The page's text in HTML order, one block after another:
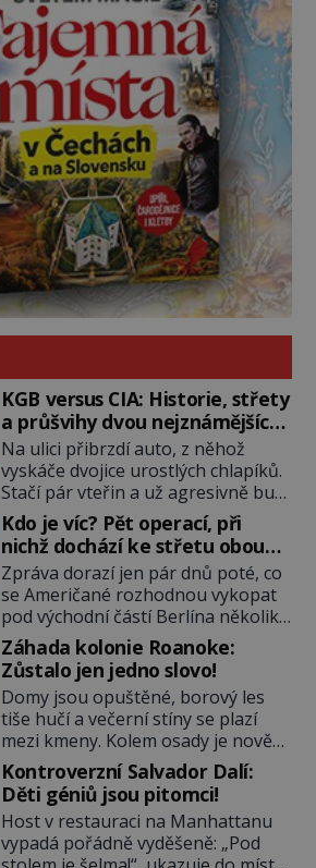
KGB versus CIA: Historie, střety
a průšvihy dvou nejznámějších
tajných služeb historie
Na ulici přibrzdí auto, z něhož
vyskáče dvojice urostlých chlapíků.
Stačí pár vteřin a už agresivně buší
na dveře. O další okamžik později
vlečou nebožáka do auta, a pak už
ho nikdy nikdo nespatří. Dostal se
totiž do rukou všemocné KGB. Jako
sourozenci, kteří si nemohou přijít
na jméno. Neustále se předhání v
plánování sabotáží, […]
Kdo je víc? Pět operací, při
nichž dochází ke střetu obou
tajných služeb
Zpráva dorazí jen pár dnů poté, co
se Američané rozhodnou vykopat
pod východní částí Berlína několik
stovek metrů dlouhý tunel. Sověti
na sobě nenechají nic znát a
nechají nepřítele, aby si myslel, že
je přechytračil. Cennou informaci
jim dodá jeden z agentů. Oba
tábory jsou zvyklé působit v pozadí
a podle situace tlačit, jak oni […]
Záhada kolonie Roanoke:
Zůstalo jen jedno slovo!
Domy jsou opuštěné, borový les
tiše hučí a večerní stíny se plazí
mezi kmeny. Kolem osady je nově
postavená palisáda, ale ani to
nejspíš nedokáže osadníky
zachránit. Muži, ženy, děti – všichni
jsou pryč. Nadobro a navždycky!
Kapitán John White (asi 1539–1593)
Kontroverzní Salvador Dalí:
Děti géniů jsou pitomci!
Host v restauraci na Manhattanu
vypadá pořádně vyděšeně: „Pod